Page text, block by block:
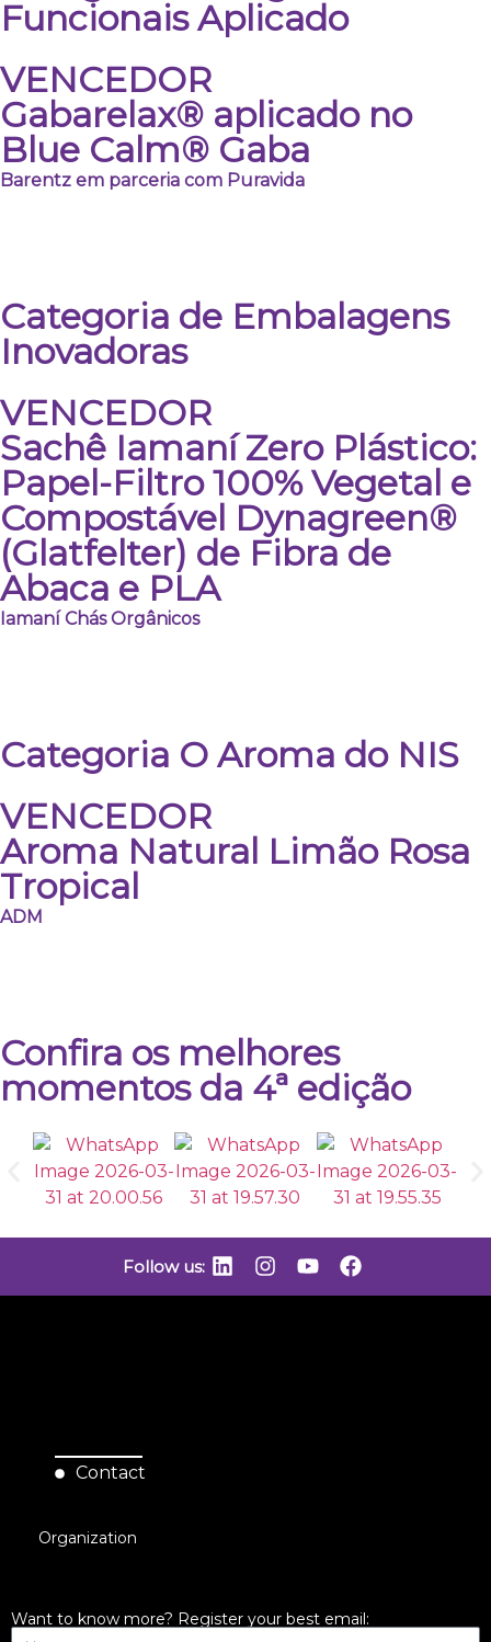
Funcionais Aplicado
VENCEDOR
Gabarelax® aplicado no
Blue Calm® Gaba
Barentz em parceria com Puravida
Categoria de Embalagens
Inovadoras
VENCEDOR
Sachê Iamaní Zero Plástico:
Papel-Filtro 100% Vegetal e
Compostável Dynagreen®
(Glatfelter) de Fibra de
Abaca e PLA
Iamaní Chás Orgânicos
Categoria O Aroma do NIS
VENCEDOR
Aroma Natural Limão Rosa
Tropical
ADM
Confira os melhores
momentos da 4ª edição
Follow us:
Contact
Organization
Want to know more? Register your best email: